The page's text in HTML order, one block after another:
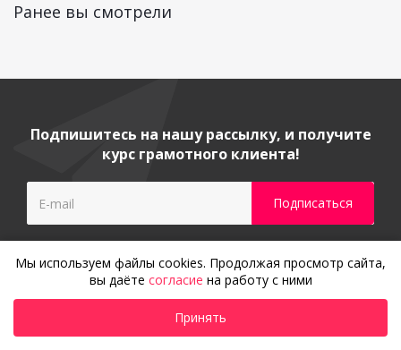
Ранее вы смотрели
Подпишитесь на нашу рассылку, и получите
курс грамотного клиента!
Гарантия и сервисное
Мы используем файлы cookies. Продолжая просмотр сайта,
вы даёте согласие на работу с ними
Принять